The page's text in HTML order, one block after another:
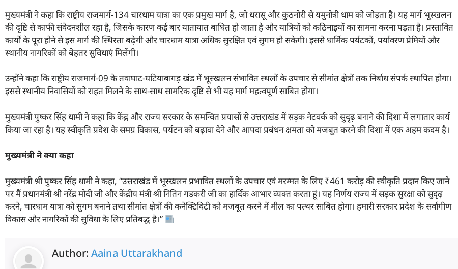
मुख्यमंत्री ने कहा कि राष्ट्रीय राजमार्ग-134 चारधाम यात्रा का एक प्रमुख मार्ग है, जो धरासू और कुठनोरी से यमुनोत्री धाम को जोड़ता है। यह मार्ग भूस्खलन
की दृष्टि से काफी संवेदनशील रहा है, जिसके कारण कई बार यातायात बाधित हो जाता है और यात्रियों को कठिनाइयों का सामना करना पड़ता है। प्रस्तावित
कार्यों के पूरा होने से इस मार्ग की स्थिरता बढ़ेगी और चारधाम यात्रा अधिक सुरक्षित एवं सुगम हो सकेगी। इससे धार्मिक पर्यटकों, पर्यावरण प्रेमियों और
स्थानीय नागरिकों को बेहतर सुविधाएं मिलेंगी।
उन्होंने कहा कि राष्ट्रीय राजमार्ग-09 के तवाघाट-घटियाबागड़ खंड में भूस्खलन संभावित स्थलों के उपचार से सीमांत क्षेत्रों तक निर्बाध संपर्क स्थापित होगा।
इससे स्थानीय निवासियों को राहत मिलने के साथ-साथ सामरिक दृष्टि से भी यह मार्ग महत्वपूर्ण साबित होगा।
मुख्यमंत्री पुष्कर सिंह धामी ने कहा कि केंद्र और राज्य सरकार के समन्वित प्रयासों से उत्तराखंड में सड़क नेटवर्क को सुदृढ़ बनाने की दिशा में लगातार कार्य
किया जा रहा है। यह स्वीकृति प्रदेश के समग्र विकास, पर्यटन को बढ़ावा देने और आपदा प्रबंधन क्षमता को मजबूत करने की दिशा में एक अहम कदम है।
मुख्यमंत्रीने क्या कहा
मुख्यमंत्री श्री पुष्कर सिंह धामी ने कहा, “उत्तराखंड में भूस्खलन प्रभावित स्थलों के उपचार एवं मरम्मत के लिए ₹461 करोड़ की स्वीकृति प्रदान किए जाने
पर मैं प्रधानमंत्री श्री नरेंद्र मोदी जी और केंद्रीय मंत्री श्री नितिन गडकरी जी का हार्दिक आभार व्यक्त करता हूं। यह निर्णय राज्य में सड़क सुरक्षा को सुदृढ़
करने, चारधाम यात्रा को सुगम बनाने तथा सीमांत क्षेत्रों की कनेक्टिविटी को मजबूत करने में मील का पत्थर साबित होगा। हमारी सरकार प्रदेश के सर्वांगीण
विकास और नागरिकों की सुविधा के लिए प्रतिबद्ध है।”
Author: Aaina Uttarakhand